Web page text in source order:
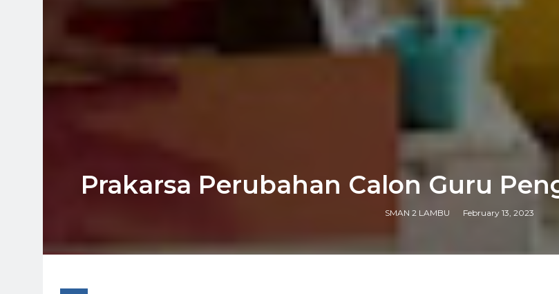
Prakarsa Perubahan Calon Guru
SMAN 2 LAMBU February 13, 2023